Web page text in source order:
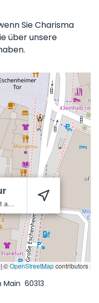
Sie Charisma
über unsere
60313
|©OpenStreetMapcontributors
Main 60313